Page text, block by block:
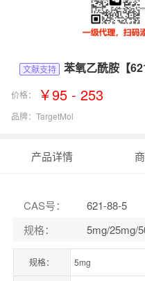
文献支持 苯氧乙酰胺【
价格： ￥95 - 253
品牌： TargetMol
产品详情
CAS号：
621-88-5
规格： 5mg/25mg/
规格： 5mg